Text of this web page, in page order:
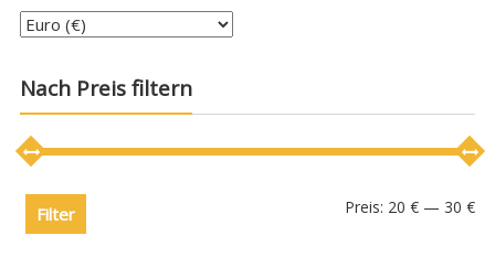
Nach Preis filtern
Filter Preis: 20 € — 30 €